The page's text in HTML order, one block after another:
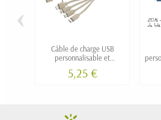
Câble de charge USB
personnalisable et
et fibre de blé
5,25 €
‹